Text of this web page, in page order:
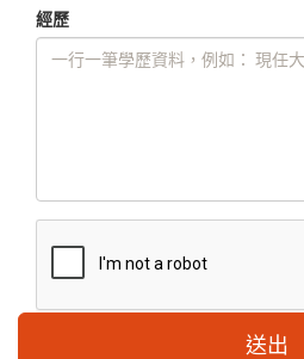
經歷
送出